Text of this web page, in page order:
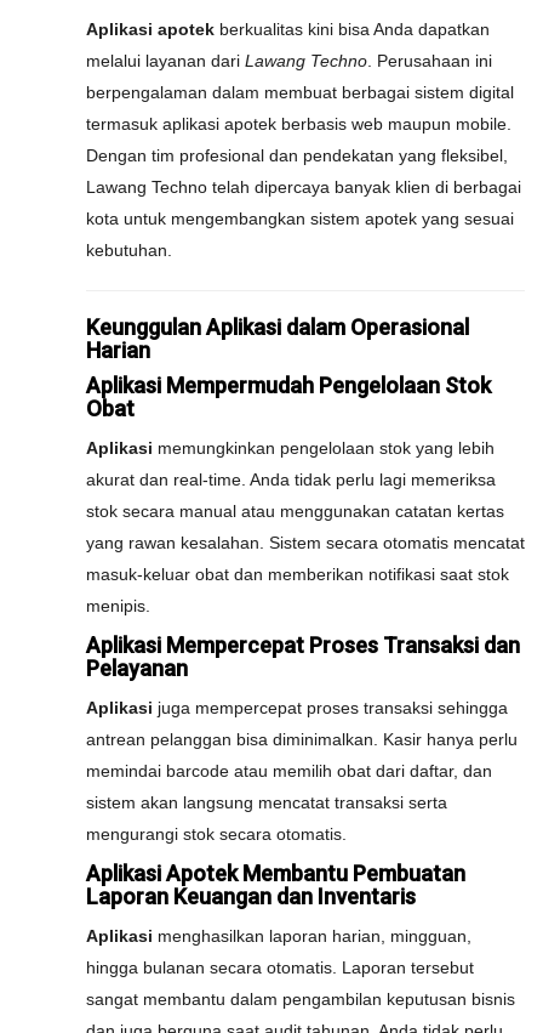
Aplikasi apotek berkualitas kini bisa Anda dapatkan
melalui layanan dari Lawang Techno . Perusahaan ini
berpengalaman dalam membuat berbagai sistem digital
termasuk aplikasi apotek berbasis web maupun mobile.
Dengan tim profesional dan pendekatan yang fleksibel,
Lawang Techno telah dipercaya banyak klien di berbagai
kota untuk mengembangkan sistem apotek yang sesuai
kebutuhan.
Keunggulan Aplikasi dalam Operasional
Harian
Aplikasi Mempermudah Pengelolaan Stok
Obat
Aplikasi memungkinkan pengelolaan stok yang lebih
akurat dan real-time. Anda tidak perlu lagi memeriksa
stok secara manual atau menggunakan catatan kertas
yang rawan kesalahan. Sistem secara otomatis mencatat
masuk-keluar obat dan memberikan notifikasi saat stok
menipis.
Aplikasi Mempercepat Proses Transaksi dan
Pelayanan
Aplikasi juga mempercepat proses transaksi sehingga
antrean pelanggan bisa diminimalkan. Kasir hanya perlu
memindai barcode atau memilih obat dari daftar, dan
sistem akan langsung mencatat transaksi serta
mengurangi stok secara otomatis.
Aplikasi Apotek Membantu Pembuatan
Laporan Keuangan dan Inventaris
Aplikasi menghasilkan laporan harian, mingguan,
hingga bulanan secara otomatis. Laporan tersebut
sangat membantu dalam pengambilan keputusan bisnis